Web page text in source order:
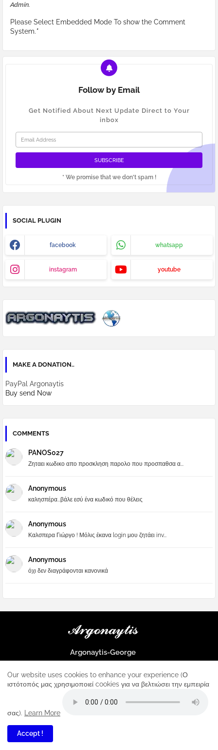
Admin.
Please Select Embedded Mode To show the Comment
System.*
Follow by Email
Get Notified About Next Update Direct to Your
inbox
* We promise that we don't spam !
SOCIAL PLUGIN
facebook whatsapp
instagram youtube
MAKE A DONATION..
PayPal Argonaytis
Buy send Now
COMMENTS
PANOS027
Ζηταει κωδικο απο προσκληση παρολο που προσπαθσα α...
Anonymous
καλησπέρα...βάλε εσύ ένα κωδικό που θέλεις
Anonymous
Καλσπερα Γιώργο ! Μόλις έκανα login μου ζητάει inv...
Anonymous
όχι δεν διαγράφονται κανονικά
Argonaytis-George
μοναδικός σταθμός για κάθε iphone
All Right Reserved Copyright ...
Home
Our website uses cookies to enhance your experience (Ο
ιστότοπός μας χρησιμοποιεί cookies για να βελτιώσει την εμπειρία
σας). Learn More
Accept !